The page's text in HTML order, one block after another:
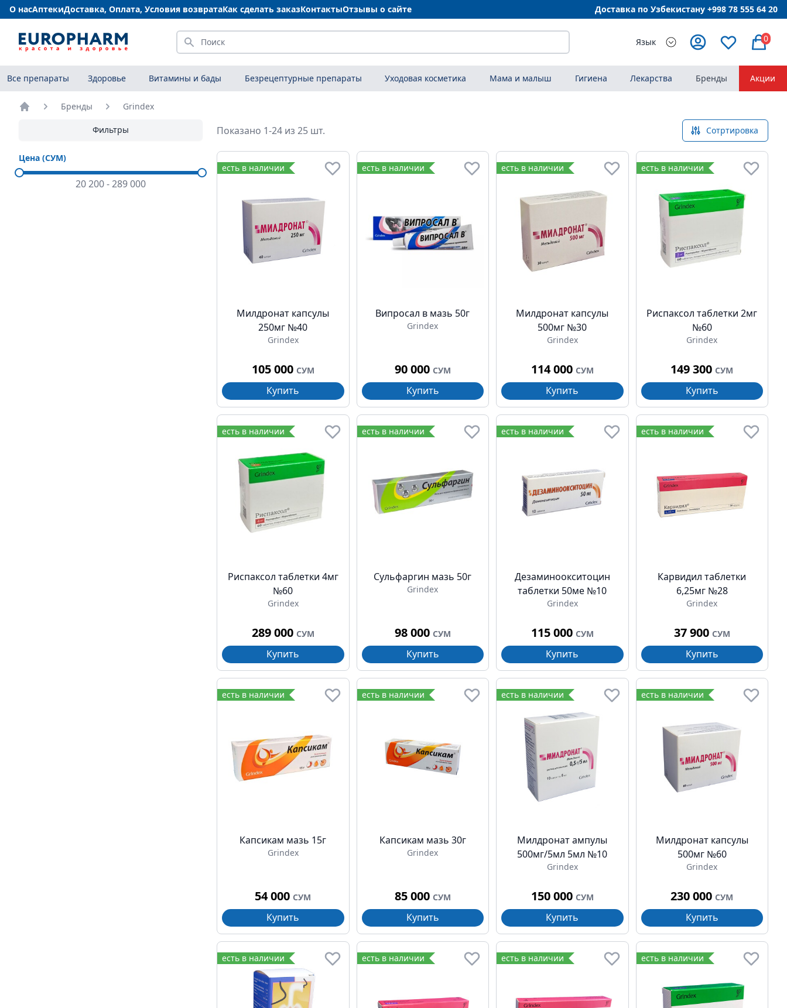
О насАптекиДоставка, Оплата, Условия возвратаКак сделать заказКонтактыОтзывы о сайте Доставка по Узбекистану +998 78 555 64 20
Искать Язык 0
Все препараты Здоровье Витамины и бады Безрецептурные препараты Уходовая косметика Мама и малыш Гигиена Лекарства Бренды Акции
Бренды Grindex
Фильтры
Цена (СУМ)
20 200-289 000
Показано 1-24 из 25 шт. Сотртировка
есть в наличии
Милдронат капсулы
250мг №40
Grindex
105 000 СУМ
Купить
есть в наличии
Випросал в мазь 50г
Grindex
90 000 СУМ
Купить
есть в наличии
Милдронат капсулы
500мг №30
Grindex
114 000 СУМ
Купить
есть в наличии
Риспаксол таблетки 2мг
№60
Grindex
149 300 СУМ
Купить
есть в наличии
Риспаксол таблетки 4мг
№60
Grindex
289 000 СУМ
Купить
есть в наличии
Сульфаргин мазь 50г
Grindex
98 000 СУМ
Купить
есть в наличии
Дезаминоокситоцин
таблетки 50ме №10
Grindex
115 000 СУМ
Купить
есть в наличии
Карвидил таблетки
6,25мг №28
Grindex
37 900 СУМ
Купить
есть в наличии
Капсикам мазь 15г
Grindex
54 000 СУМ
Купить
есть в наличии
Капсикам мазь 30г
Grindex
85 000 СУМ
Купить
есть в наличии
Милдронат ампулы
500мг/5мл 5мл №10
Grindex
150 000 СУМ
Купить
есть в наличии
Милдронат капсулы
500мг №60
Grindex
230 000 СУМ
Купить
есть в наличии есть в наличии есть в наличии есть в наличии